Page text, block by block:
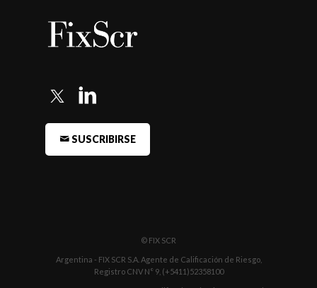
SUSCRIBIRSE
© FIX SCR
Argentina - FIX SCR S.A. Agente de Calificación de Riesgo,
Registro CNV N° 9, (+5411)52358100